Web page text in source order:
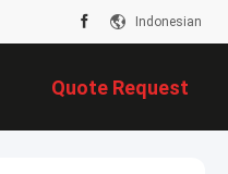
Indonesian
Quote Request